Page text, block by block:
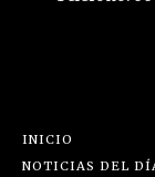
INICIO
NOTICIAS DEL